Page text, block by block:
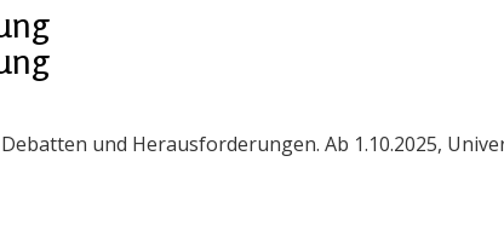
und Herausforderungen. Ab 1.10.2025,